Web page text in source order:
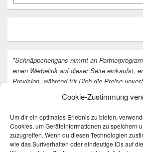
Cookie-Zustimmung
Um dir ein optimales Erlebnis zu bieten,
Cookies, um Geräteinformationen zu speichern
zuzugreifen. Wenn du diesen Technologien
wie das Surfverhalten oder eindeutige IDs auf
*Schnäppchengans nimmt an
einen Werbelink auf dieser Seite einkaufst,
Provision, während für Dich die Preise
Vielen Dank dafür!